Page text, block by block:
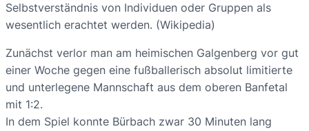
Selbstverständnis von Individuen oder Gruppen als
wesentlich erachtet werden. (Wikipedia)
Zunächst verlor man am heimischen Galgenberg vor gut
einer Woche gegen eine fußballerisch absolut limitierte
und unterlegene Mannschaft aus dem oberen Banfetal
mit 1:2.
In dem Spiel konnte Bürbach zwar 30 Minuten lang